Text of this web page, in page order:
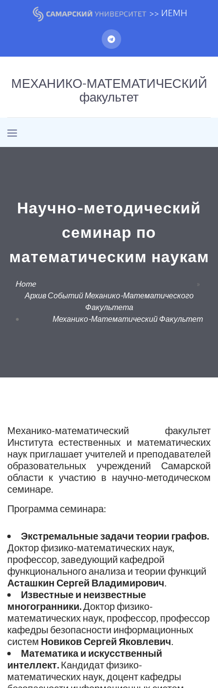
>> ИЕМН
МЕХАНИКО-МАТЕМАТИЧЕСКИЙ
факультет
Научно-методический
семинар по
математическим наукам
Home
»
Архив Событий Механико-Математического
Факультета
•
Механико-Математический Факультет
Механико-математический факультет
Института естественных и математических
наук приглашает учителей и преподавателей
образовательных учреждений Самарской
области к участию в научно-методическом
семинаре.
Программа семинара:
Экстремальные задачи теории графов.
Доктор физико-математических наук,
профессор, заведующий кафедрой
функционального анализа и теории функций
Асташкин Сергей Владимирович.
Известные и неизвестные
многогранники.Доктор физико-
математических наук, профессор, профессор
кафедры безопасности информационных
систем Новиков Сергей Яковлевич.
Математика и искусственный
интеллект.Кандидат физико-
математических наук, доцент кафедры